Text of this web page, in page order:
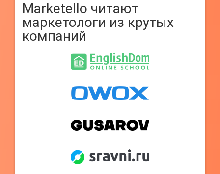
Marketello читают
маркетологи из крутых
компаний